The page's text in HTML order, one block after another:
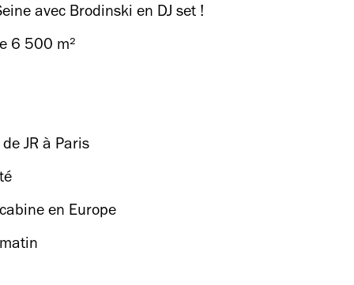
avec Brodinski en DJ set !
6 500 m²
JR à Paris
en Europe